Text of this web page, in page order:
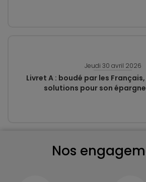
Jeudi 30 avril 2026
Livret A : boudé par les
solutions pour son épargne
Nos